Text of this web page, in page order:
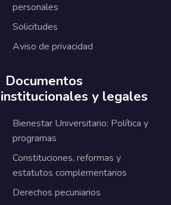
personales
Solicitudes
Aviso de privacidad
Documentos
institucionales y legales
Bienestar Universitario: Política y
programas
Constituciones, reformas y
estatutos complementarios
Derechos pecuniarios